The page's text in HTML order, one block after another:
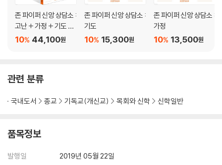
1. 과학은 우주의 기원을 설명할 수 없다 / 2. 과학은 자연의 근본적 법칙들
의 기원을 설명할 수 없다 / 3. 과학은 우주의 미세 조정을 설명할 수 없다 /
4. 과학은 의식의 기원을 설명할 수 없다 / 5. 과학은 도덕적, 합리적, 심미
적 객관 법칙과 내재적 가치 속성의 존재를 설명할 수 없다 / 결론
과 유신론적 진화론의 차이 / 기독교인이 방법론적 자연주의를 거부해야
14장 기독교와 과학 통합의 중요성
통합: 개념적 통합과 인격적 통합 / 기독교 진리 주장에 대한 합리적 정당
존 파이퍼 신앙 상담소 :
고난 + 가정 + 기도 세
트
44,100원
10%
존 파이퍼 신앙 상담소 :
기도
15,300원
10%
존 파이퍼 신앙 상담소 :
가정
13,500원
10%
관련 분류
국내도서 종교 기독교(개신교) 목회와 신학 신학일반
품목정보
발행일
2019년 05월 22일